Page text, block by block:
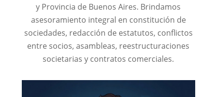
y Provincia de Buenos Aires. Brindamos
asesoramiento integral en constitución de
sociedades, redacción de estatutos, conflictos
entre socios, asambleas, reestructuraciones
societarias y contratos comerciales.